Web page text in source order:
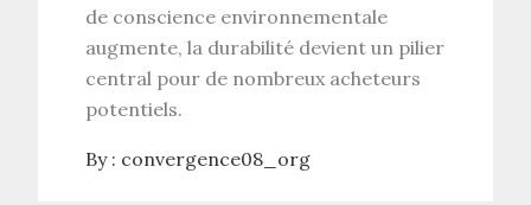
de conscience environnementale
augmente, la durabilité devient un pilier
central pour de nombreux acheteurs
potentiels.
By : convergence08_org